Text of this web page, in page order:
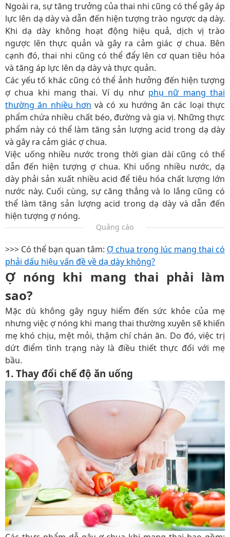
Ngoài ra, sự tăng trưởng của thai nhi cũng có thể gây áp
lực lên dạ dày và dẫn đến hiện tượng trào ngược dạ dày.
Khi dạ dày không hoạt động hiệu quả, dịch vị trào
ngược lên thực quản và gây ra cảm giác ợ chua. Bên
cạnh đó, thai nhi cũng có thể đẩy lên cơ quan tiêu hóa
và tăng áp lực lên dạ dày và thực quản.
Các yếu tố khác cũng có thể ảnh hưởng đến hiện tượng
ợ chua khi mang thai. Ví dụ như phụ nữ mang thai
thường ăn nhiều hơn và có xu hướng ăn các loại thực
phẩm chứa nhiều chất béo, đường và gia vị. Những thực
phẩm này có thể làm tăng sản lượng acid trong dạ dày
và gây ra cảm giác ợ chua.
Việc uống nhiều nước trong thời gian dài cũng có thể
dẫn đến hiện tượng ợ chua. Khi uống nhiều nước, dạ
dày phải sản xuất nhiều acid để tiêu hóa chất lượng lớn
nước này. Cuối cùng, sự căng thẳng và lo lắng cũng có
thể làm tăng sản lượng acid trong dạ dày và dẫn đến
hiện tượng ợ nóng.
Quảng cáo
>>> Có thể bạn quan tâm: Ợ chua trong lúc mang thai có
phải dấu hiệu vấn đề về dạ dày không?
Ợ nóng khi mang thai phải làm
sao?
Mặc dù không gây nguy hiểm đến sức khỏe của mẹ
nhưng việc ợ nóng khi mang thai thường xuyên sẽ khiến
mẹ khó chịu, mệt mỏi, thậm chí chán ăn. Do đó, việc trị
dứt điểm tình trạng này là điều thiết thực đối với mẹ
bầu.
1. Thay đổi chế độ ăn uống